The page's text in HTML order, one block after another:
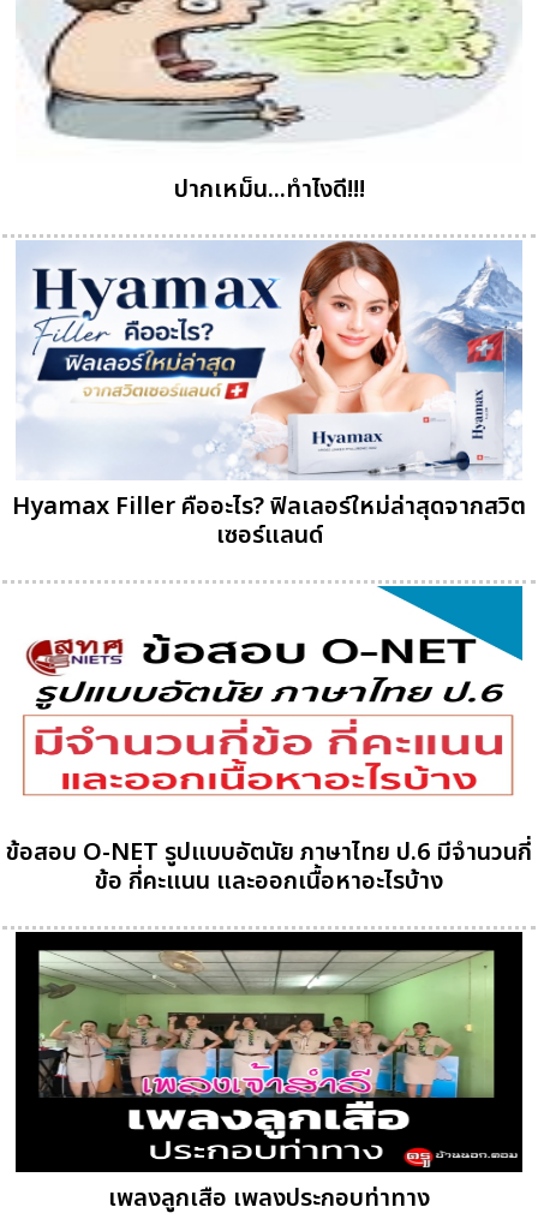
ปากเหม็น...ทำไงดี!!!
Hyamax Filler คืออะไร? ฟิลเลอร์ใหม่ล่าสุดจากสวิต
เซอร์แลนด์
ข้อสอบ O-NET รูปแบบอัตนัย ภาษาไทย ป.6 มีจำนวนกี่
ข้อ กี่คะแนน และออกเนื้อหาอะไรบ้าง
เพลงลูกเสือ เพลงประกอบท่าทาง